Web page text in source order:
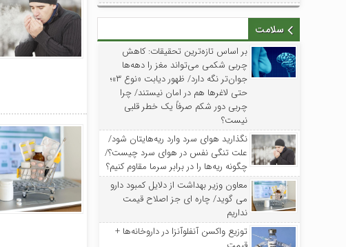
سلامت
بر اساس تازه‌ترین تحقیقات: کاهش
چربی شکمی می‌تواند مغز را دهه‌ها
جوان‌تر نگه دارد/ ظهور دیابت «نوع ۳»؛
حتی لاغرها هم در امان نیستند/ چرا
چربی دور شکم صرفاً یک خطر قلبی
نیست؟
نگذارید هوای سرد وارد ریه‌هایتان شود/
علت تنگی نفس در هوای سرد چیست؟/
چگونه ریه‌ها را در برابر سرما مقاوم کنیم؟
معاون وزیر بهداشت از دلایل کمبود دارو
می گوید/ چاره ای جز اصلاح قیمت
نداریم
توزیع واکسن‌ آنفلوآنزا در داروخانه‌ها +